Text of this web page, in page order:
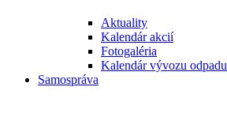
Aktuality
Kalendár akcií
Fotogaléria
Kalendár vývozu odpadu
Samospráva